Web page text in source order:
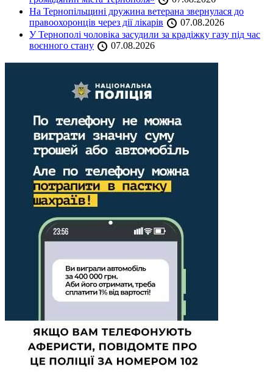
На Тернопільщині дружина ветерана звернулася до
правоохоронців через дії лікарів
07.08.2026
У Тернополі чоловіка засудили за крадіжку газу під час
воєнного стану
07.08.2026